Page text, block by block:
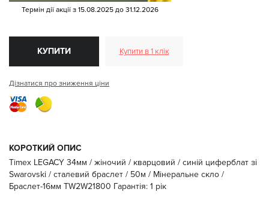
Термін дії акції з 15.08.2025 до 31.12.2026
КУПИТИ Купити в 1 клік
Дізнатися про зниження ціни
КОРОТКИЙ ОПИС
Timex LEGACY 34мм / жіночий / кварцовий / синій циферблат зі
Swarovski / сталевий браслет / 50м / Мінеральне скло /
Браслет-16мм TW2W21800 Гарантія: 1 рік